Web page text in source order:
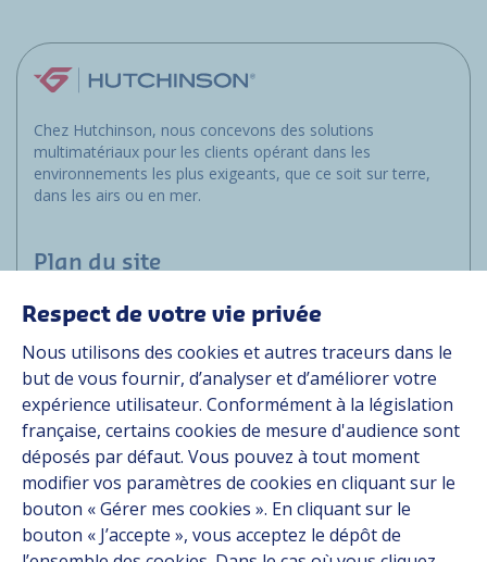
Chez Hutchinson, nous concevons des solutions
multimatériaux pour les clients opérant dans les
environnements les plus exigeants, que ce soit sur terre,
dans les airs ou en mer.
Plan du site
Marchés
Solutions
Ressources
À propos
Carrière
Contact
Suivez-nous
Respect de votre vie privée
Nous utilisons des cookies et autres traceurs dans le
but de vous fournir, d’analyser et d’améliorer votre
expérience utilisateur. Conformément à la législation
française, certains cookies de mesure d'audience sont
déposés par défaut. Vous pouvez à tout moment
modifier vos paramètres de cookies en cliquant sur le
bouton « Gérer mes cookies ». En cliquant sur le
bouton « J’accepte », vous acceptez le dépôt de